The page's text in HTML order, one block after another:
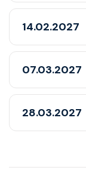
14.02.2027
07.03.2027
28.03.2027